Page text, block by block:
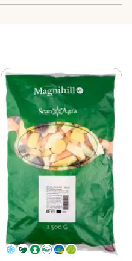
grytor p g a sin
återkommande i
Palsternackan är
citron, vitlök, persilja,
och pepparrot. Recept